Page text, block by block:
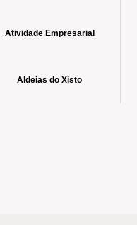
Atividade Empresarial
Aldeias do Xisto